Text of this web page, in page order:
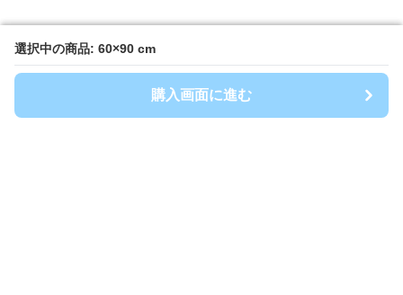
選択中の商品: 60×90 cm
購入画面に進む
選択中の商品: 60×90 cm
購入画面に進む